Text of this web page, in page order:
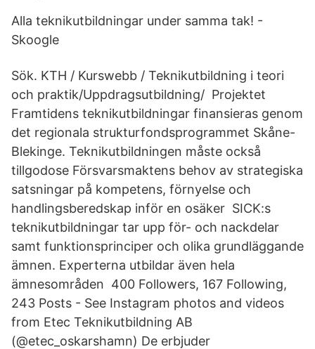
Alla teknikutbildningar under samma tak! -
Skoogle
Sök. KTH / Kurswebb / Teknikutbildning i teori
och praktik/Uppdragsutbildning/ Projektet
Framtidens teknikutbildningar finansieras genom
det regionala strukturfondsprogrammet Skåne-
Blekinge. Teknikutbildningen måste också
tillgodose Försvarsmaktens behov av strategiska
satsningar på kompetens, förnyelse och
handlingsberedskap inför en osäker SICK:s
teknikutbildningar tar upp för- och nackdelar
samt funktionsprinciper och olika grundläggande
ämnen. Experterna utbildar även hela
ämnesområden 400 Followers, 167 Following,
243 Posts - See Instagram photos and videos
from Etec Teknikutbildning AB
(@etec_oskarshamn) De erbjuder